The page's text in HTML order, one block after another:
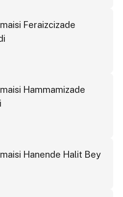
Feraizcizade
Hammamizade
Hanende Halit Bey